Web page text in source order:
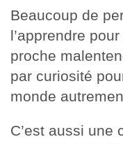
Beaucoup de
l’apprendre
proche
par curiosité
monde
C’est aussi une